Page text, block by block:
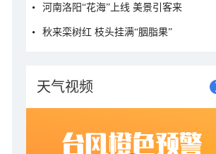
河南洛阳“花海”上线 美景引客来
秋来栾树红 枝头挂满“胭脂果”
天气视频